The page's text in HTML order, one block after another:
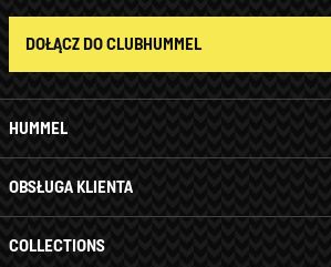
HUMMEL
OBSŁUGA KLIENTA
COLLECTIONS
DOŁĄCZ DO CLUBHUMMEL